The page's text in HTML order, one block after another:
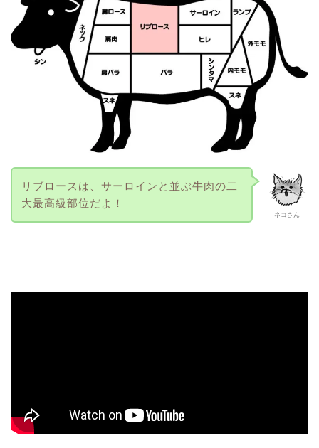
ネコさん
リブロースは、サーロインと並ぶ牛肉の二
大最高級部位だよ！